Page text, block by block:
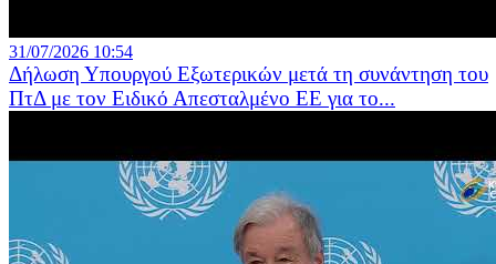
31/07/2026 10:54
Δήλωση Υπουργού Εξωτερικών μετά τη συνάντηση του
ΠτΔ με τον Ειδικό Απεσταλμένο ΕΕ για το...